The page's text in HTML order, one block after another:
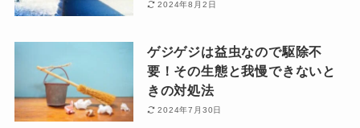
2024年8月2日
ゲジゲジは益虫なので駆除不
要！その生態と我慢できないと
きの対処法
2024年7月30日